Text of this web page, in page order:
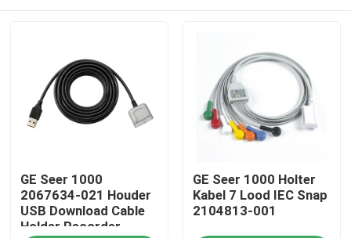
GE Seer 1000
2067634-021 Houder
USB Download Cable
Holder Recorder
GE Seer 1000 Holter
Kabel 7 Lood IEC Snap
2104813-001